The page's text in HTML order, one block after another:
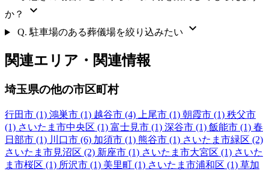
か？
expand_more
Q. 駐車場のある葬儀場を絞り込みたい expand_more
関連エリア・関連情報
埼玉県の他の市区町村
行田市 (1) 鴻巣市 (1) 越谷市 (4) 上尾市 (1) 朝霞市 (1) 秩父市
(1) さいたま市中央区 (1) 富士見市 (1) 深谷市 (1) 飯能市 (1) 春
日部市 (1) 川口市 (6) 加須市 (1) 熊谷市 (1) さいたま市緑区 (2)
さいたま市見沼区 (2) 新座市 (1) さいたま市大宮区 (1) さいた
ま市桜区 (1) 所沢市 (1) 美里町 (1) さいたま市浦和区 (1) 草加